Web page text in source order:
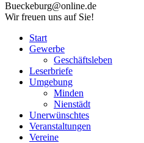
Bueckeburg@online.de
Wir freuen uns auf Sie!
Start
Gewerbe
Geschäftsleben
Leserbriefe
Umgebung
Minden
Nienstädt
Unerwünschtes
Veranstaltungen
Vereine